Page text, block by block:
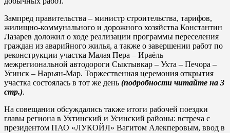
Зампред правительства – министр строительства, тарифов,
жилищно-коммунального и дорожного хозяйства Константин
Лазарев доложил о ходе реализации программы переселения
граждан из аварийного жилья, а также о завершении работ по
реконструкции участка Малая Пера – Ираёль
межрегиональной автодороги Сыктывкар – Ухта – Печора –
Усинск – Нарьян-Мар. Торжественная церемония открытия
участка состоялась в тот же день (подробности читайте на 3
стр.).
На совещании обсуждались также итоги рабочей поездки
главы региона в Ухтинский и Усинский районы: встреча с
президентом ПАО «ЛУКОЙЛ» Вагитом Алекперовым, ввод в